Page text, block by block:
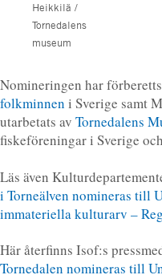
Heikkilä /
Tornedalens
museum
Nomineringen har
folkminnen i Sverige samt
utarbetats av Tornedalens
fiskeföreningar i Sverige
Läs även
i Torneälven nomineras till
immateriella kulturarv –
Här återfinns Isof:s
Tornedalen nomineras till